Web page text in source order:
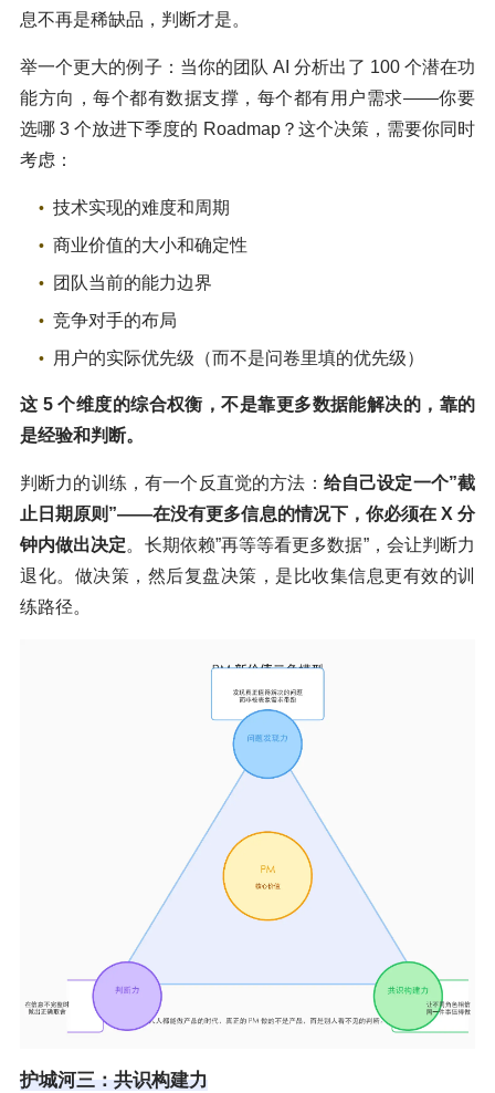
息不再是稀缺品，判断才是。
举一个更大的例子：当你的团队 AI 分析出了 100 个潜在功
能方向，每个都有数据支撑，每个都有用户需求——你要
选哪 3 个放进下季度的 Roadmap？这个决策，需要你同时
考虑：
技术实现的难度和周期
商业价值的大小和确定性
团队当前的能力边界
竞争对手的布局
用户的实际优先级（而不是问卷里填的优先级）
这 5个维度的综合权衡，不是靠更多数据能解决的，靠的
是经验和判断。
判断力的训练，有一个反直觉的方法： 给自己设定一个”截
止日期原则”——在没有更多信息的情况下，你必须在X分
钟内做出决定。长期依赖”再等等看更多数据”，会让判断力
退化。做决策，然后复盘决策，是比收集信息更有效的训
练路径。
护城河三：共识构建力